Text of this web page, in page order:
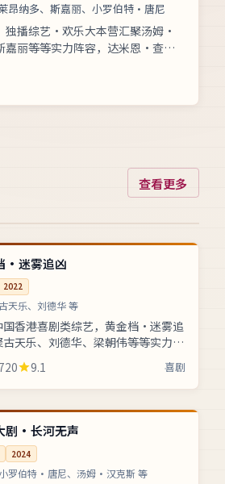
昂纳多、斯嘉丽、小罗伯特·唐尼
独播综艺·欢乐大本营汇聚汤姆·
嘉丽等等实力阵容，达米恩·查泽
放。...
查看更多
·迷雾追凶
2022
古天乐、刘德华 等
国香港喜剧类综艺，黄金档·迷雾追
古天乐、刘德华、梁朝伟等等实力阵
冬升操刀执导。体育频道跟拍运动员
大赛的幕后故事，全片支...
9.1 喜剧
剧·长河无声
2024
小罗伯特·唐尼、汤姆·汉克斯 等